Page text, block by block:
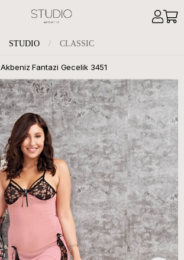
STUDIO / CLASSIC
Akbeniz Fantazi Gecelik 3451